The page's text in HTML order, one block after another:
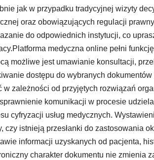
jak w przypadku tradycyjnej wizyty
oraz obowiązujących regulacji
do odpowiednich instytucji, co
medyczna online pełni
możliwe jest umawianie konsultacji,
dostępu do wybranych
w zależności od przyjętych rozwiązań
komunikacji w procesie
cyfryzacji usług medycznych.
czy istnieją przesłanki do zastosowania
informacji uzyskanych od pacjenta,
charakter dokumentu nie zmienia